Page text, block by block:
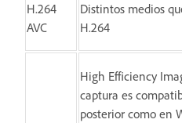
H.264
AVC
Distintos medios
H.264
High Efficiency
captura es
posterior como en